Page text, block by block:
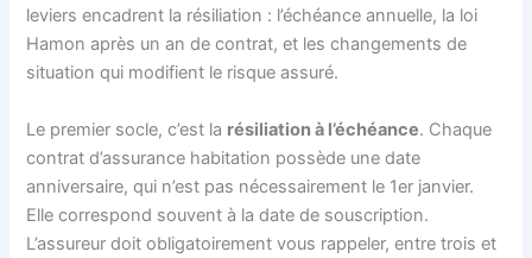
leviers encadrent la résiliation : l’échéance annuelle, la loi
Hamon après un an de contrat, et les changements de
situation qui modifient le risque assuré.
Le premier socle, c’est la résiliation à l’échéance. Chaque
contrat d’assurance habitation possède une date
anniversaire, qui n’est pas nécessairement le 1er janvier.
Elle correspond souvent à la date de souscription.
L’assureur doit obligatoirement vous rappeler, entre trois et